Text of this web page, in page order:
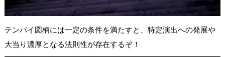
テンパイ図柄には一定の条件を満たすと、特定演出への発展や
大当り濃厚となる法則性が存在するぞ！